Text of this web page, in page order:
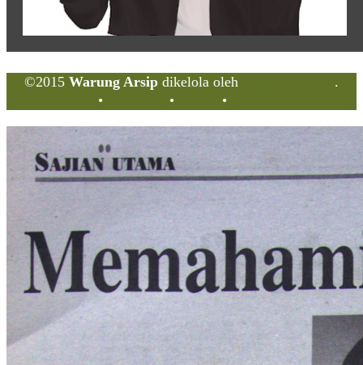
©2015 Warung Arsip dikelola oleh
.
• • •